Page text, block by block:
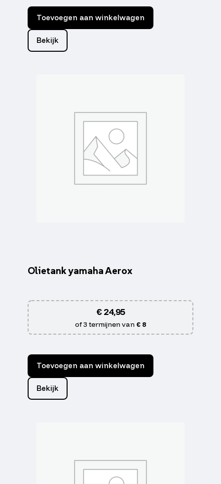
Toevoegen aan winkelwagen
Bekijk
Olietank yamaha Aerox
€24,95
of 3 termijnen van € 8
Toevoegen aan winkelwagen
Bekijk